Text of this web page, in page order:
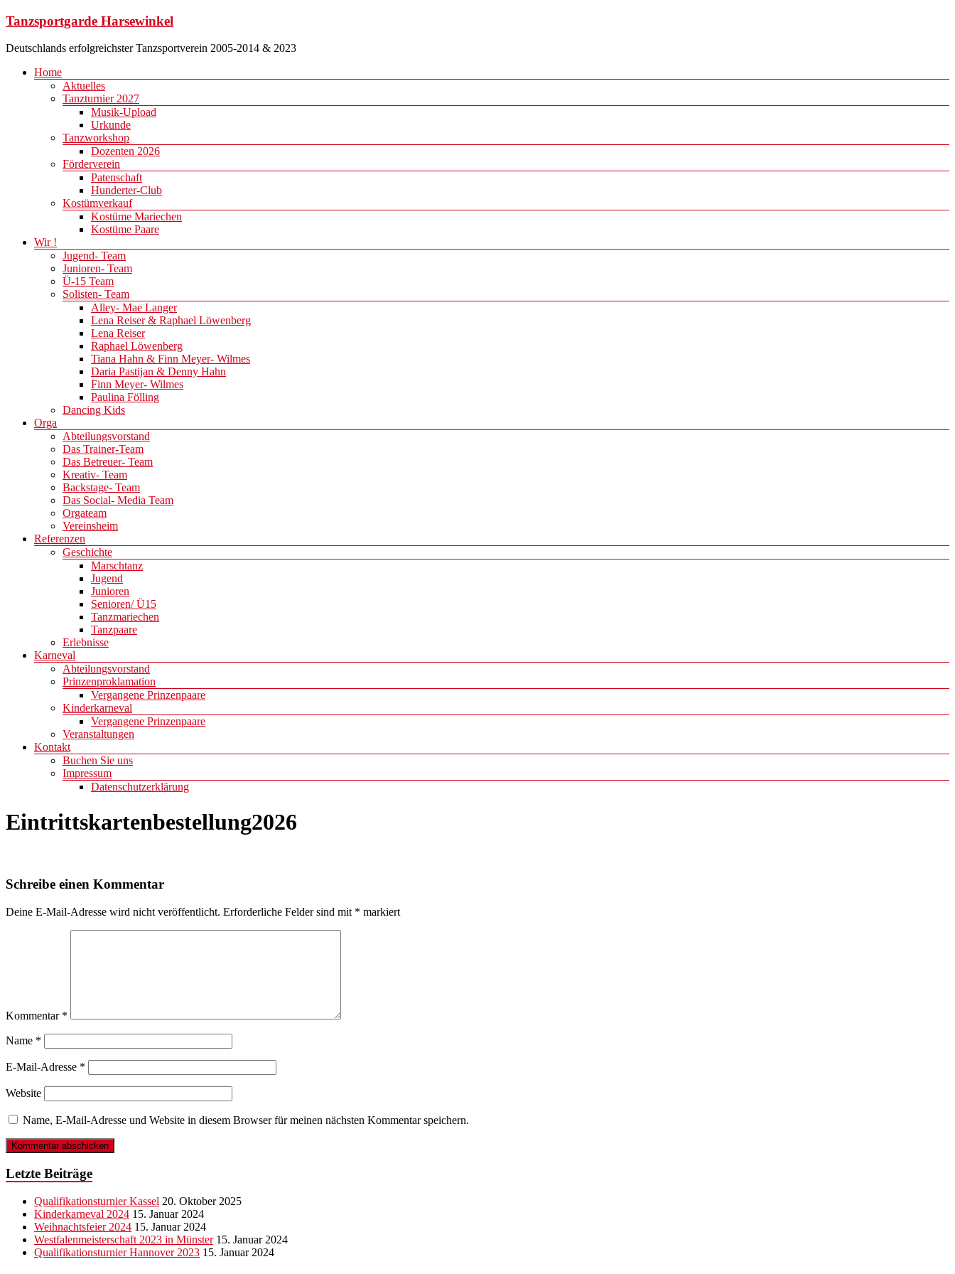
Zum
springen
Tanzsportgarde Harsewinkel
Deutschlands erfolgreichster Tanzsportverein 2005-2014 & 2023
Menü
Home
Aktuelles
Tanzturnier 2027
Musik-Upload
Urkunde
Tanzworkshop
Dozenten 2026
Förderverein
Patenschaft
Hunderter-Club
Kostümverkauf
Kostüme Mariechen
Kostüme Paare
Wir !
Jugend- Team
Junioren- Team
Ü-15 Team
Solisten- Team
Alley- Mae Langer
Lena Reiser & Raphael Löwenberg
Lena Reiser
Raphael Löwenberg
Tiana Hahn & Finn Meyer- Wilmes
Daria Pastijan & Denny Hahn
Finn Meyer- Wilmes
Paulina Fölling
Dancing Kids
Orga
Abteilungsvorstand
Das Trainer-Team
Das Betreuer- Team
Kreativ- Team
Backstage- Team
Das Social- Media Team
Orgateam
Vereinsheim
Referenzen
Geschichte
Marschtanz
Jugend
Junioren
Senioren/ Ü15
Tanzmariechen
Tanzpaare
Erlebnisse
Karneval
Abteilungsvorstand
Prinzenproklamation
Vergangene Prinzenpaare
Kinderkarneval
Vergangene Prinzenpaare
Veranstaltungen
Kontakt
Buchen Sie uns
Impressum
Datenschutzerklärung
Eintrittskartenbestellung2026
Schreibe einen Kommentar
Deine E-Mail-Adresse wird nicht veröffentlicht. Erforderliche Felder sind mit * markiert
Kommentar *
Name *
E-Mail-Adresse *
Website
Name, E-Mail-Adresse und Website in diesem Browser für meinen nächsten Kommentar speichern.
Letzte Beiträge
Qualifikationsturnier Kassel 20. Oktober 2025
Kinderkarneval 2024 15. Januar 2024
Weihnachtsfeier 2024 15. Januar 2024
Westfalenmeisterschaft 2023 in Münster 15. Januar 2024
Qualifikationsturnier Hannover 2023 15. Januar 2024